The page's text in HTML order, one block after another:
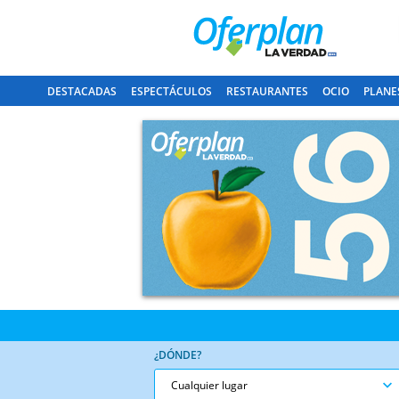
DESTACADAS ESPECTÁCULOS RESTAURANTES OCIO
¿DÓNDE?
Cualquier lugar